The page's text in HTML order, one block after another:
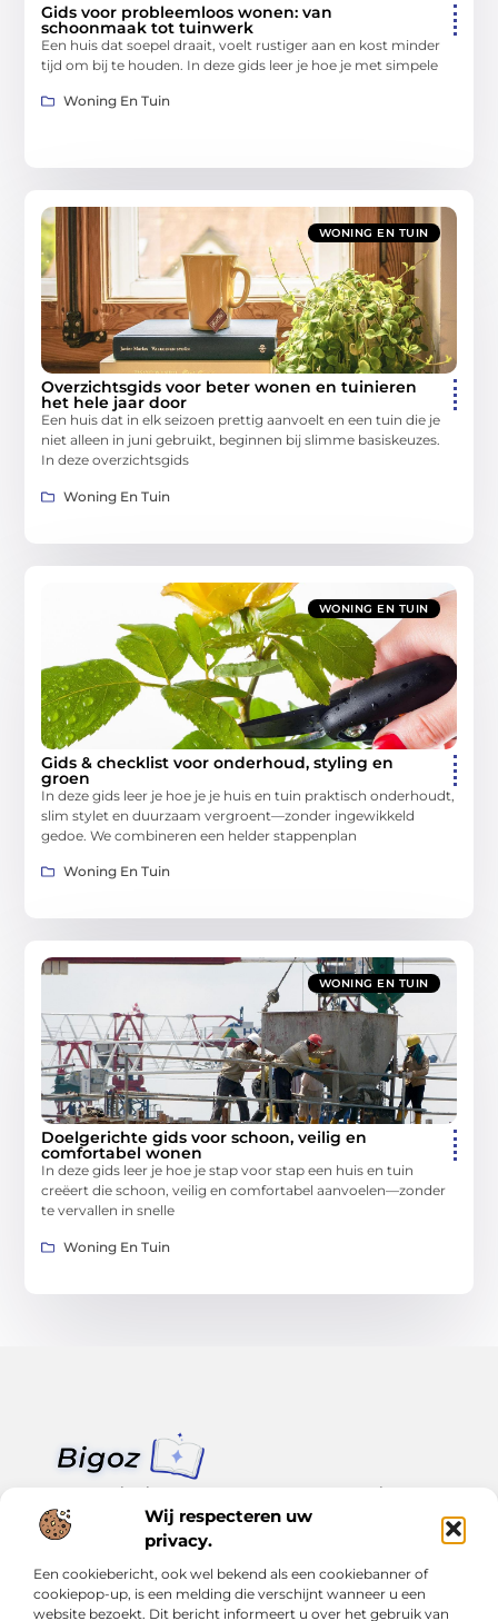
Wij respecteren uw
privacy.
Een cookiebericht, ook wel bekend als een cookiebanner of
cookiepop-up, is een melding die verschijnt wanneer u een
website bezoekt. Dit bericht informeert u over het gebruik van
Gids voor probleemloos wonen: van
schoonmaak tot tuinwerk
Een huis dat soepel draait, voelt rustiger aan en kost minder
tijd om bij te houden. In deze gids leer je hoe je met simpele
Woning En Tuin
WONING EN TUIN
Overzichtsgids voor beter wonen en tuinieren
het hele jaar door
Een huis dat in elk seizoen prettig aanvoelt en een tuin die je
niet alleen in juni gebruikt, beginnen bij slimme basiskeuzes.
In deze overzichtsgids
Woning En Tuin
WONING EN TUIN
Gids & checklist voor onderhoud, styling en
groen
In deze gids leer je hoe je je huis en tuin praktisch onderhoudt,
slim stylet en duurzaam vergroent—zonder ingewikkeld
gedoe. We combineren een helder stappenplan
Woning En Tuin
WONING EN TUIN
Doelgerichte gids voor schoon, veilig en
comfortabel wonen
In deze gids leer je hoe je stap voor stap een huis en tuin
creëert die schoon, veilig en comfortabel aanvoelen—zonder
te vervallen in snelle
Woning En Tuin
Van klein nieuws tot grote trends – alles op Bigoz.nl.
Lees inspirerende blogs en artikelen over het dagelijks leven,
actualiteit en meer.
Bericht categorie